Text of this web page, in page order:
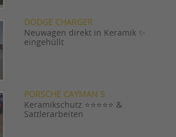
DODGE CHARGER
Neuwagen direkt in Keramik ✨
eingehüllt
PORSCHE CAYMAN S
Keramikschutz ⭐⭐⭐⭐⭐ &
Sattlerarbeiten